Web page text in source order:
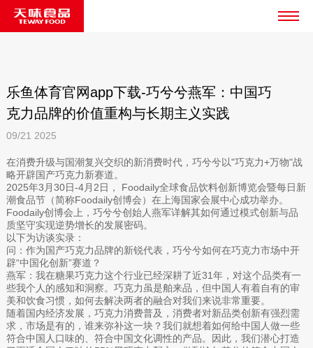
乐鱼体育官网app下载-巧兮兮燕军：中国巧
克力品牌的价值重构与长期主义实践
09/21 2025
在消费升级与国潮复兴交织的新消费时代，巧兮兮以"巧克力+万物"战
略开辟国产巧克力新赛道。
2025年3月30日-4月2日， Foodaily全球食品饮料创新博览会暨每日新
潮食品节（简称Foodaily创博会）在上海国家会展中心成功举办。
Foodaily创博会上，巧兮兮创始人燕军详解其如何通过模式创新与品
质坚守实现逆势增长的发展密码。
以下为访谈实录：
问：作为国产巧克力品牌的新锐代表，巧兮兮如何在巧克力市场中开
辟“中国化创新”赛道？
燕军：我在糖果巧克力这个行业已经深耕了近31年，对这个品类有一
些我个人的感知和洞察。巧克力虽是舶来品，但中国人有着自有的审
美和饮食习惯，如何去解决两者的融合对我们来说非常重要。
随着国内经济发展，巧克力消费普及，消费者对新品类创新有强烈需
求，市场是有的，谁来弥补这一块？我们就想着如何给中国人做一些
符合中国人口味的、符合中国文化调性的产品。因此，我们潜心打造